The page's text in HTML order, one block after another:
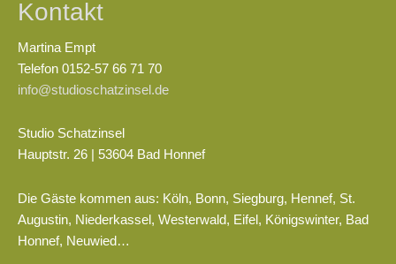
Kontakt
Martina Empt
Telefon 0152-57 66 71 70
info@studioschatzinsel.de
Studio Schatzinsel
Hauptstr. 26 | 53604 Bad Honnef
Die Gäste kommen aus: Köln, Bonn, Siegburg, Hennef, St.
Augustin, Niederkassel, Westerwald, Eifel, Königswinter, Bad
Honnef, Neuwied…